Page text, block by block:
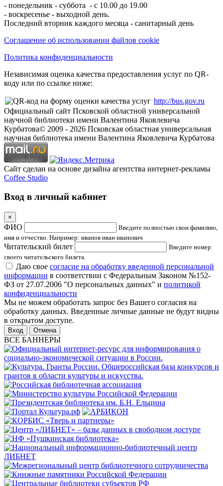
- понедельник - суббота - с 10.00 до 19.00
- воскресенье - выходной день.
Последний вторник каждого месяца - санитарный день
Соглашение об использовании файлов cookie
Политика конфиденциальности
Независимая оценка качества предоставления услуг по QR-
коду или по ссылке ниже:
http://bus.gov.ru
Официальный сайт Псковской областной универсальной
научной библиотеки имени Валентина Яковлевича
Курбатова© 2009 - 2026 Псковская областная универсальная
научная библиотека имени Валентина Яковлевича Курбатова
Сайт сделан на основе дизайна агентства интернет-рекламы
Coffee Studio
Вход в личный кабинет
×
ФИО
Введите полностью свои фамилию,
имя и отчество. Например: иванов иван иванович
Читательский билет
Введите номер
своего читательского билета.
Даю свое согласие на обработку введенной персональной
информации в соответствии с Федеральным Законом №152-
ФЗ от 27.07.2006 "О персональных данных" и политикой
конфиденциальности
Мы не можем обработать запрос без Вашего согласия на
обработку данных. Введенные личные данные не будут видны
в открытом доступе.
Отмена
ВСЕ БАННЕРЫ